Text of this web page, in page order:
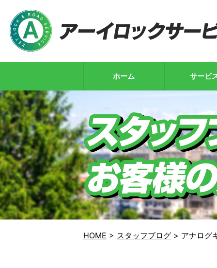
ホーム サービ
HOME > スタッフブログ > アナログ